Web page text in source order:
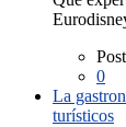
0
La
turísticos